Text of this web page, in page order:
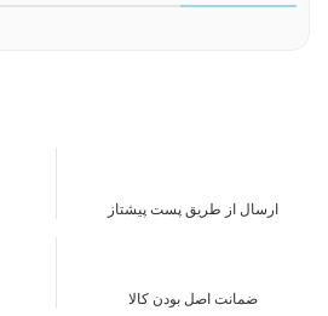
ارسال از طریق پست پیشتاز
ضمانت اصل بودن کالا